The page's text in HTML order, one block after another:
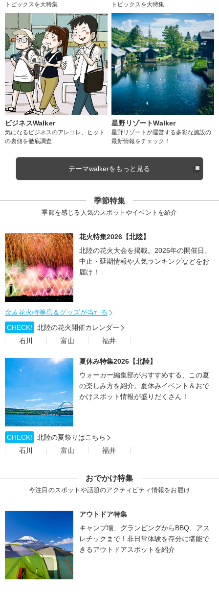
トピックスを大特集
トピックスを大特集
ビジネスWalker
気になるビジネスのアレコレ、ヒット
の裏側を徹底調査
星野リゾートWalker
星野リゾートが運営する多彩な施設の
最新情報をチェック！
テーマwalkerをもっと見る
季節特集
季節を感じる人気のスポットやイベントを紹介
花火特集2026【北陸】
北陸の花火大会を掲載。2026年の開催日、
中止・延期情報や人気ランキングなどをお
届け！
金麦花火特等席＆グッズが当たる
CHECK!
北陸の花火開催カレンダー
石川
富山 福井
夏休み特集2026【北陸】
ウォーカー編集部がおすすめする、この夏
の楽しみ方を紹介。夏休みイベント＆おで
かけスポット情報が盛りだくさん！
CHECK!
北陸の夏祭りはこちら
石川
富山 福井
おでかけ特集
今注目のスポットや話題のアクティビティ情報をお届け
アウトドア特集
キャンプ場、グランピングからBBQ、アス
レチックまで！非日常体験を存分に堪能で
きるアウトドアスポットを紹介